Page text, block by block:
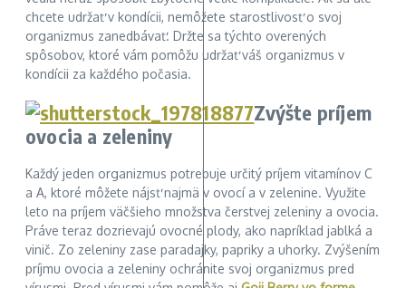
chcete udržať v kondícii, nemôžete starostlivosť o svoj
organizmus zanedbávať. Držte sa týchto overených
spôsobov, ktoré vám pomôžu udržať váš organizmus v
kondícii za každého počasia.
Zvýšte príjem
ovocia a zeleniny
Každý jeden organizmus potrebuje určitý príjem vitamínov C
a A, ktoré môžete nájsť najmä v ovocí a v zelenine. Využite
leto na príjem väčšieho množstva čerstvej zeleniny a ovocia.
Práve teraz dozrievajú ovocné plody, ako napríklad jablká a
vinič. Zo zeleniny zase paradajky, papriky a uhorky. Zvýšením
príjmu ovocia a zeleniny ochránite svoj organizmus pred